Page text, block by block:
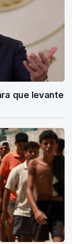
que levante